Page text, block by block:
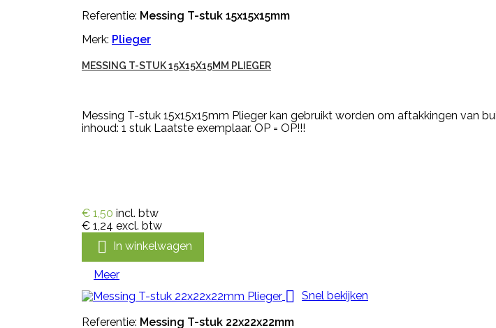
Referentie: Messing T-stuk 15x15x15mm
Merk: Plieger
MESSING T-STUK 15X15X15MM PLIEGER
Messing T-stuk 15x15x15mm Plieger kan gebruikt worden om aftakkingen van
inhoud: 1 stuk Laatste exemplaar. OP = OP!!!
€ 1,50 incl. btw
€ 1,24 excl. btw
 In winkelwagen
Meer
 Snel bekijken
Referentie: Messing T-stuk 22x22x22mm